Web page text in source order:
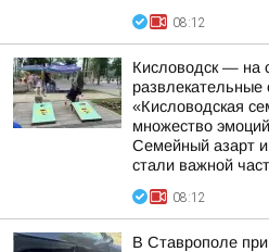
08:12
Кисловодск — на
развлекательные
«Кисловодская
множество
Семейный азарт
стали важной
08:12
В Ставрополе